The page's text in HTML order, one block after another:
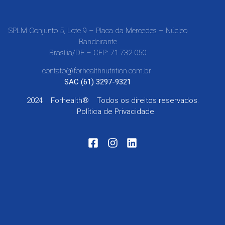
SPLM Conjunto 5, Lote 9 – Placa da Mercedes – Núcleo
Bandeirante
Brasília/DF – CEP.: 71.732-050
contato@forhealthnutrition.com.br
SAC (61) 3297-9321
2024 Forhealth®
Todos os direitos reservados.
Política de Privacidade